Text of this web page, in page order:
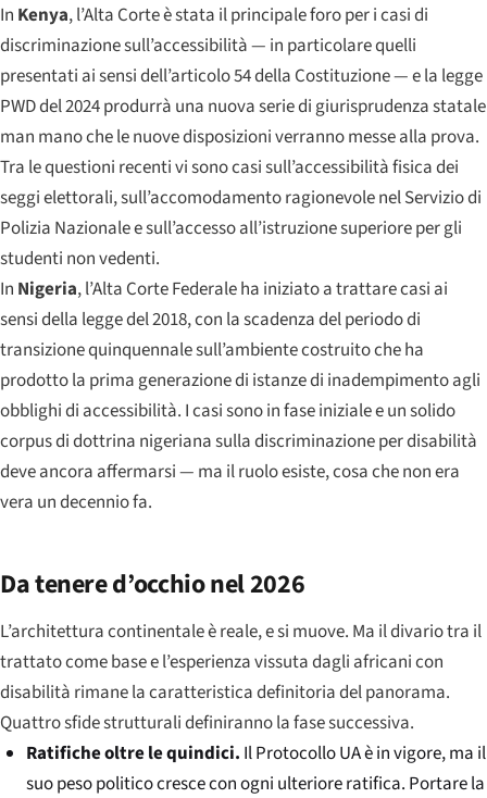
In Kenya, l’Alta Corte è stata il principale foro per i casi di
discriminazione sull’accessibilità — in particolare quelli
presentati ai sensi dell’articolo 54 della Costituzione — e la legge
PWD del 2024 produrrà una nuova serie di giurisprudenza statale
man mano che le nuove disposizioni verranno messe alla prova.
Tra le questioni recenti vi sono casi sull’accessibilità fisica dei
seggi elettorali, sull’accomodamento ragionevole nel Servizio di
Polizia Nazionale e sull’accesso all’istruzione superiore per gli
studenti non vedenti.
In Nigeria, l’Alta Corte Federale ha iniziato a trattare casi ai
sensi della legge del 2018, con la scadenza del periodo di
transizione quinquennale sull’ambiente costruito che ha
prodotto la prima generazione di istanze di inadempimento agli
obblighi di accessibilità. I casi sono in fase iniziale e un solido
corpus di dottrina nigeriana sulla discriminazione per disabilità
deve ancora affermarsi — ma il ruolo esiste, cosa che non era
vera un decennio fa.
Da tenere d’occhio nel 2026
L’architettura continentale è reale, e si muove. Ma il divario tra il
trattato come base e l’esperienza vissuta dagli africani con
disabilità rimane la caratteristica definitoria del panorama.
Quattro sfide strutturali definiranno la fase successiva.
Ratifiche oltre le quindici. Il Protocollo UA è in vigore, ma il
suo peso politico cresce con ogni ulteriore ratifica. Portare la